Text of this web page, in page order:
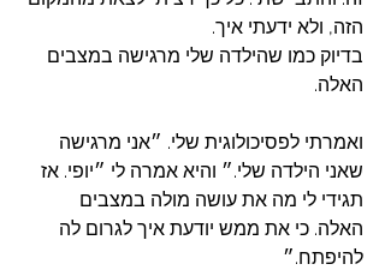
הזה, ולא ידעתי איך.
בדיוק כמו שהילדה שלי מרגישה במצבים
האלה.
ואמרתי לפסיכולוגית שלי. ״אני מרגישה
שאני הילדה שלי.״ והיא אמרה לי ״יופי. אז
תגידי לי מה את עושה מולה במצבים
האלה. כי את ממש יודעת איך לגרום לה
להיפתח.״